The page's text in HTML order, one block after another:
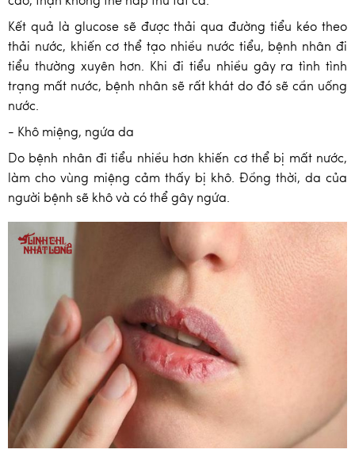
Kết quả là glucose sẽ được thải qua đường tiểu kéo theo
thải nước, khiến cơ thể tạo nhiều nước tiểu, bệnh nhân đi
tiểu thường xuyên hơn. Khi đi tiểu nhiều gây ra tình tình
trạng mất nước, bệnh nhân sẽ rất khát do đó sẽ cần uống
nước.
- Khô miệng, ngứa da
Do bệnh nhân đi tiểu nhiều hơn khiến cơ thể bị mất nước,
làm cho vùng miệng cảm thấy bị khô. Đồng thời, da của
người bệnh sẽ khô và có thể gây ngứa.